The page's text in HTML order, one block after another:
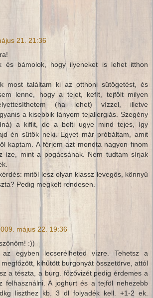
21. 21:36
és bámolok, hogy ilyeneket is lehet itthon
most találtam ki az otthoni sütögetést, és
lenne, hogy a tejet, kefít, tejfölt milyen
(ha lehet) vízzel, illetve
a kisebbik lányom tejallergiás. Szegény
a kiflit, de a bolti ugye mind tejes, így
én sütök neki. Egyet már próbáltam, amit
kaptam. A férjem azt mondta nagyon finom
íze, mint a pogácsának. Nem tudtam sírjak
mitől lesz olyan klassz levegős, könnyű
Pedig megkelt rendesen.
május 22. 19:36
:))
egyben lecserélheted vízre. Tehetsz a
kihűtött burgonyát összetörve, attól
a tészta, a burg. főzővizét pedig érdemes a
felhasználni. A joghurt és a tejföl nehezebb
liszthez kb. 3 dl folyadék kell. +1-2 ek.